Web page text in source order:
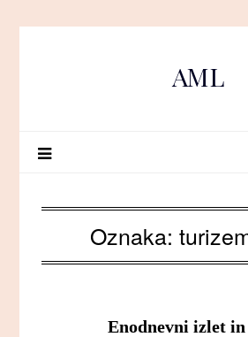
AML
Oznaka:
Enodnevni izlet